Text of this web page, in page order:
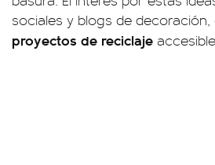
sociales y blogs de
proyectos de reciclaje